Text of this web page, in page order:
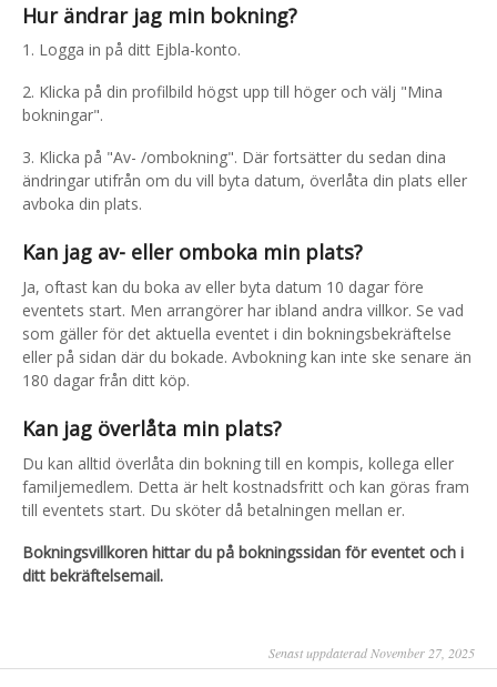
Hur ändrar jag min bokning?
1. Logga in på ditt Ejbla-konto.
2. Klicka på din profilbild högst upp till höger och välj "Mina
bokningar".
3. Klicka på "Av- /ombokning". Där fortsätter du sedan dina
ändringar utifrån om du vill byta datum, överlåta din plats eller
avboka din plats.
Kan jag av- eller omboka min plats?
Ja, oftast kan du boka av eller byta datum 10 dagar före
eventets start. Men arrangörer har ibland andra villkor. Se vad
som gäller för det aktuella eventet i din bokningsbekräftelse
eller på sidan där du bokade. Avbokning kan inte ske senare än
180 dagar från ditt köp.
Kan jag överlåta min plats?
Du kan alltid överlåta din bokning till en kompis, kollega eller
familjemedlem. Detta är helt kostnadsfritt och kan göras fram
till eventets start. Du sköter då betalningen mellan er.
Bokningsvillkoren hittar du på bokningssidan för eventet och i
ditt bekräftelsemail.
Senast uppdaterad November 27, 2025